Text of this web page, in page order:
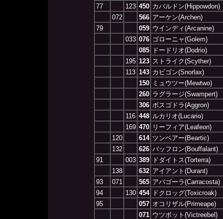
77 123 450 カバルドン(Hippowdon)
072
566 アーケン(Archen)
79
059 ウインディ(Arcanine)
033 076 ゴローニャ(Golem)
085
ドードリオ(Dodrio)
195 123 ストライク(Scyther)
113 143 カビゴン(Snorlax)
150
ミュウツー(Mewtwo)
260 ラグラージ(Swampert)
306 ボスゴドラ(Aggron)
116 448 ルカリオ(Lucario)
169 470
リーフィア(Leafeon)
120
614 ツンベアー(Beartic)
132
626 バッフロン(Bouffalant)
91
003 389
ドダイトス(Torterra)
138
632 アイアント(Durant)
93
071 565 アバゴーラ(Carracosta)
94
130 454
ドクロッグ(Toxicroak)
95
057 オコリザル(Primeape)
071 ウツボット(Victreebel)